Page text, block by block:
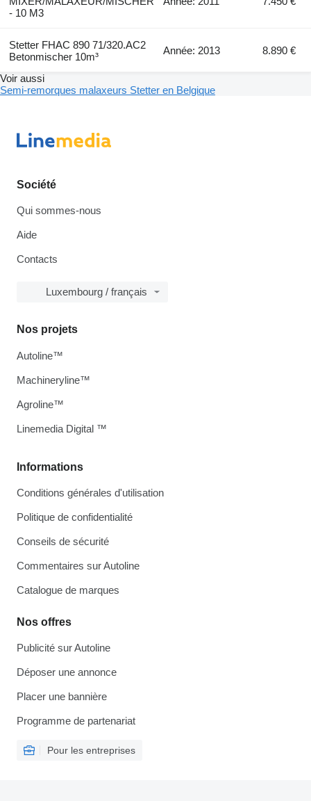
- 10 M3
Stetter FHAC 890 71/320.AC2
Betonmischer 10m³
Année: 2013 8.890 €
Voir aussi
Semi-remorques malaxeurs Stetter en Belgique
Société
Qui sommes-nous
Aide
Contacts
Luxembourg / français
Informations
Conditions générales d'utilisation
Politique de confidentialité
Conseils de sécurité
Commentaires sur Autoline
Catalogue de marques
Nos offres
Publicité sur Autoline
Déposer une annonce
Placer une bannière
Programme de partenariat
Pour les entreprises
Nos projets
Autoline™
Machineryline™
Agroline™
Linemedia Digital ™